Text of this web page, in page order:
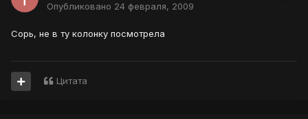
Опубликовано 24 февраля, 2009
Сорь, не в ту колонку посмотрела
Цитата